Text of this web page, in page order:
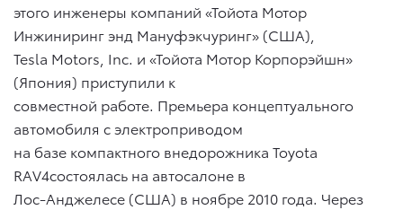
этого инженеры компаний «Тойота Мотор
Инжиниринг энд Мануфэкчуринг» (США),
Tesla Motors, Inc. и «Тойота Мотор Корпорэйшн»
(Япония) приступили к
совместной работе. Премьера концептуального
автомобиля с электроприводом
на базе компактного внедорожника Toyota
RAV4состоялась на автосалоне в
Лос-Анджелесе (США) в ноябре 2010 года. Через